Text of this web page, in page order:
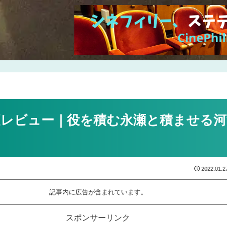
レビュー｜役を積む永瀬と積ませる
記事内に広告が含まれています。
スポンサーリンク